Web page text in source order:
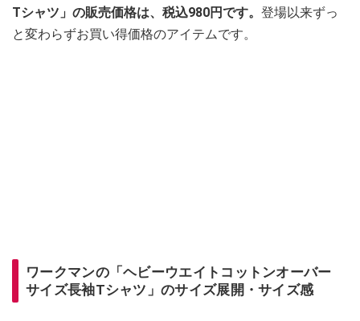
Tシャツ」の販売価格は、税込980円です。 登場以来ずっ
と変わらずお買い得価格のアイテムです。
ワークマンの「ヘビーウエイトコットンオーバー
サイズ長袖Tシャツ」のサイズ展開・サイズ感